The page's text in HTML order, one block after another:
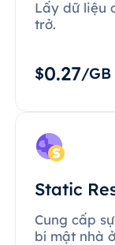
Lấy dữ liệu
trở.
$0.27/GB
Static
Cung cấp
bí mật nhà